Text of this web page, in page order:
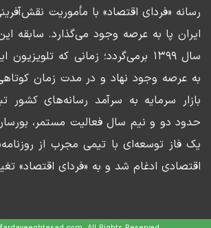
رسانه «فردای اقتصاد» با مأموریت
ایران پا به عرصه وجود می‌گذارد. سابقه
سال ۱۳۹۹ برمی‌گردد؛ زمانی که
به عرصه وجود نهاد و در مدت زمان
بازار سرمایه به سرآمد رسانه‌های
یک فاز توسعه‌ای با تیمی مجرب از
اقتصادی ادغام شد و به «فردای اقتصاد»